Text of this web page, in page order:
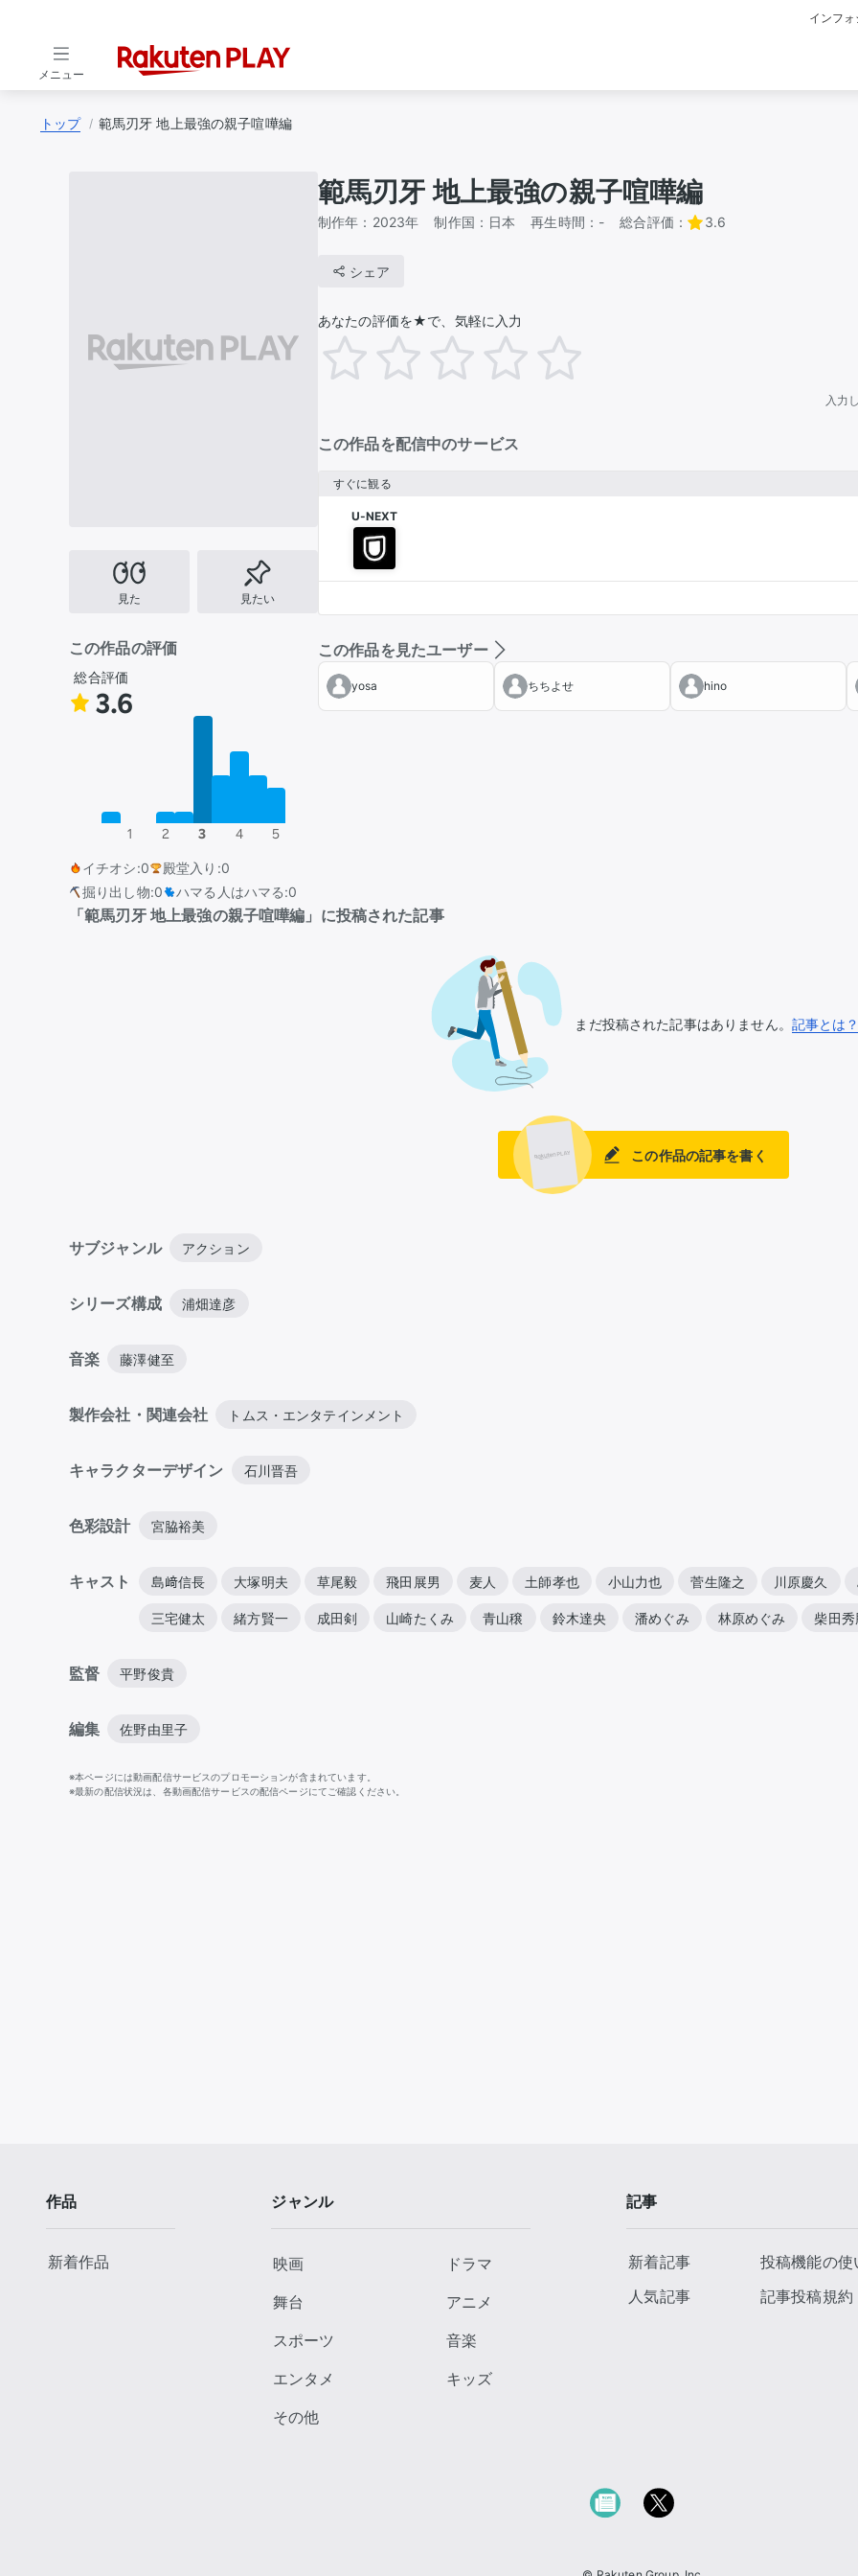
インフ
メニュー
トップ 範馬刃牙 地上最強の親子喧嘩編
見た 見たい
この作品の評価
総合評価
3.6
1 2 3 4 5
イチオシ:0 殿堂入り :0
掘り出し物:0 ハマる人はハマる:0
範馬刃牙 地上最強の親子喧嘩編
制作年： 2023年 制作国： 日本 再生時間： - 総合評価： 3.6
シェア
あなたの評価を★で、気軽に入力
入力
この作品を配信中のサービス
すぐに観る
U-NEXT
この作品を見たユーザー
yosa ちちよせ hino
「範馬刃牙 地上最強の親子喧嘩編」に投稿された記事
まだ投稿された記事はありません。 記事とは
この作品の記事を書く
サブジャンル アクション
シリーズ構成 浦畑達彦
音楽 藤澤健至
製作会社・関連会社 トムス・エンタテインメント
キャラクターデザイン 石川晋吾
色彩設計 宮脇裕美
キャスト 島﨑信長 大塚明夫 草尾毅 飛田展男 麦人 土師孝也 小山力也 菅生隆之 川原慶久
三宅健太 緒方賢一 成田剣 山崎たくみ 青山穣 鈴木達央 潘めぐみ 林原めぐみ 柴田秀
監督 平野俊貴
編集 佐野由里子
※本ページには動画配信サービスのプロモーションが含まれています。
※最新の配信状況は、各動画配信サービスの配信ページにてご確認ください。
作品
新着作品
ジャンル
映画
舞台
スポーツ
エンタメ
その他
ドラマ
アニメ
音楽
キッズ
記事
新着記事
人気記事
投稿機能の使
記事投稿規約